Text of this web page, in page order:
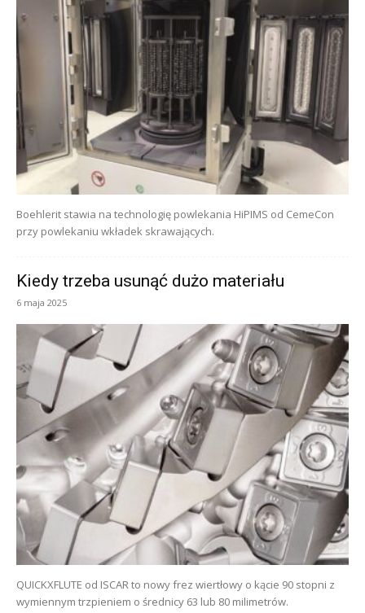
Boehlerit stawia na technologię powlekania HiPIMS od CemeCon
przy powlekaniu wkładek skrawających.
Kiedy trzeba usunąć dużo materiału
6 maja 2025
QUICKXFLUTE od ISCAR to nowy frez wiertłowy o kącie 90 stopni z
wymiennym trzpieniem o średnicy 63 lub 80 milimetrów.